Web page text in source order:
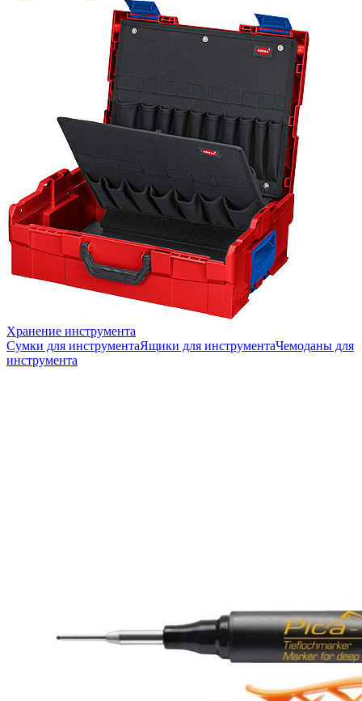
Хранение инструмента
Сумки для инструментаЯщики для инструментаЧемоданы для
инструмента